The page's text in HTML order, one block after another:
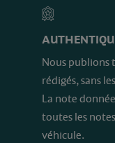
Nous publions
rédigés, sans
La note
toutes les
véhicule.